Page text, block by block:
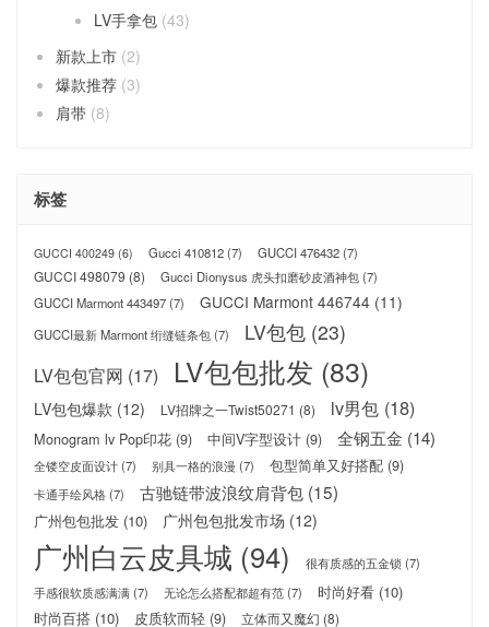
LV手拿包 (43)
新款上市 (2)
爆款推荐 (3)
肩带 (8)
标签
GUCCI 400249 (6) Gucci 410812(7) GUCCI 476432(7)
GUCCI 498079 (8) Gucci Dionysus 虎头扣磨砂皮酒神包(7)
GUCCI Marmont 443497(7) GUCCI Marmont 446744 (11)
GUCCI最新 Marmont 绗缝链条包(7) LV包包 (23)
LV包包官网 (17) LV包包批发 (83)
LV包包爆款 (12) LV招牌之一Twist50271 (8) lv男包 (18)
Monogram lv Pop印花 (9) 中间V字型设计 (9) 全钢五金 (14)
全镂空皮面设计(7) 别具一格的浪漫 (7) 包型简单又好搭配 (9)
卡通手绘风格(7) 古驰链带波浪纹肩背包 (15)
广州包包批发 (10) 广州包包批发市场 (12)
广州白云皮具城 (94) 很有质感的五金锁 (7)
手感很软质感满满(7) 无论怎么搭配都超有范(7) 时尚好看 (10)
时尚百搭 (10) 皮质软而轻 (9) 立体而又魔幻 (8)